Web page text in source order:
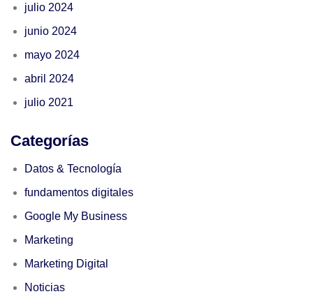
julio 2024
junio 2024
mayo 2024
abril 2024
julio 2021
Categorías
Datos & Tecnología
fundamentos digitales
Google My Business
Marketing
Marketing Digital
Noticias